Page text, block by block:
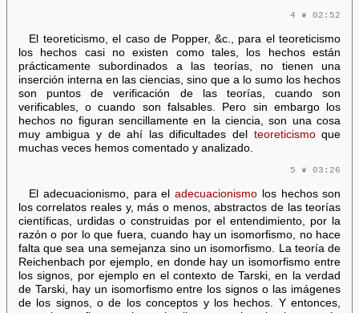
4 ❦ 02:52
El teoreticismo, el caso de Popper, &c., para el teoreticismo
los hechos casi no existen como tales, los hechos están
prácticamente subordinados a las teorías, no tienen una
inserción interna en las ciencias, sino que a lo sumo los hechos
son puntos de verificación de las teorías, cuando son
verificables, o cuando son falsables. Pero sin embargo los
hechos no figuran sencillamente en la ciencia, son una cosa
muy ambigua y de ahí las dificultades del teoreticismoque
muchas veces hemos comentado y analizado.
5 ❦ 03:26
El adecuacionismo, para eladecuacionismo los hechos son
los correlatos reales y, más o menos, abstractos de las teorías
científicas, urdidas o construidas por el entendimiento, por la
razón o por lo que fuera, cuando hay un isomorfismo, no hace
falta que sea una semejanza sino un isomorfismo. La teoría de
Reichenbach por ejemplo, en donde hay un isomorfismo entre
los signos, por ejemplo en el contexto de Tarski, en la verdad
de Tarski, hay un isomorfismo entre los signos o las imágenes
de los signos, o de los conceptos y los hechos. Y entonces,